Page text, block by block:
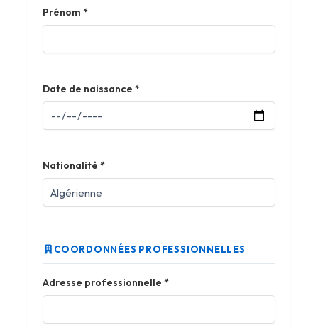
Prénom *
Date de naissance *
Nationalité *
COORDONNÉES PROFESSIONNELLES
Adresse professionnelle *